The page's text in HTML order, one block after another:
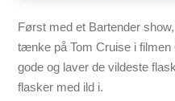
Først med et Bartender
tænke på Tom Cruise i
gode og laver de vildeste
flasker med ild i.